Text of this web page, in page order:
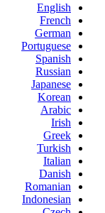
English
French
German
Portuguese
Spanish
Russian
Japanese
Korean
Arabic
Irish
Greek
Turkish
Italian
Danish
Romanian
Indonesian